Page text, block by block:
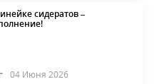
сидератов –
04 Июня 2026